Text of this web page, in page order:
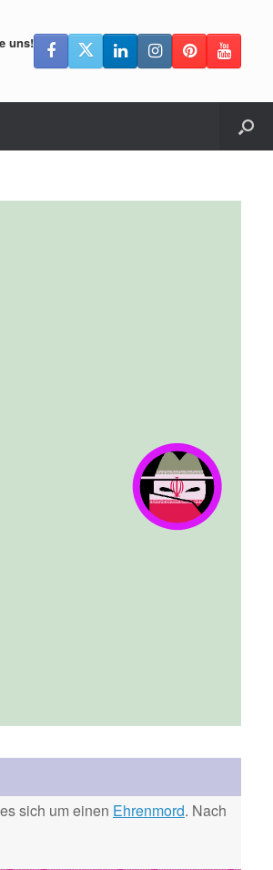
uns!
sich um einen Ehrenmord. Nach